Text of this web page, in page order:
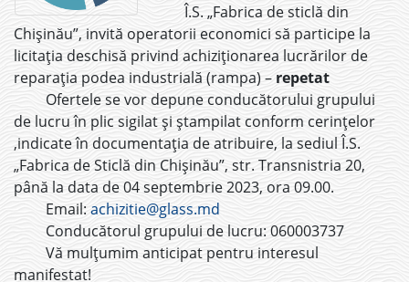
Î.S. „Fabrica de sticlă din
Chișinău”, invită operatorii economici să participe la
licitația deschisă privind achiziționarea lucrărilor de
reparația podea industrială (rampa) – repetat
Ofertele se vor depune conducătorului grupului
de lucru în plic sigilat și ștampilat conform cerințelor
,indicate în documentația de atribuire, la sediul Î.S.
„Fabrica de Sticlă din Chișinău”, str. Transnistria 20,
până la data de 04 septembrie 2023, ora 09.00.
Email: achizitie@glass.md
Conducătorul grupului de lucru: 060003737
Vă mulțumim anticipat pentru interesul
manifestat!